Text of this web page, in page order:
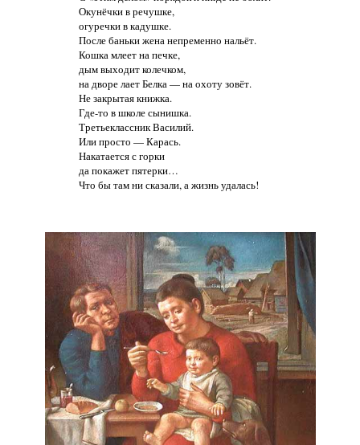
Окунёчки в речушке,
огуречки в кадушке.
После баньки жена непременно нальёт.
Кошка млеет на печке,
дым выходит колечком,
на дворе лает Белка — на охоту зовёт.
Не закрытая книжка.
Где-то в школе сынишка.
Третьеклассник Василий.
Или просто — Карась.
Накатается с горки
да покажет пятерки…
Что бы там ни сказали, а жизнь удалась!